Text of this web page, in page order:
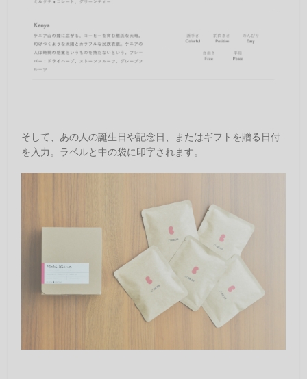
そして、あの人の誕生日や記念日、またはギフトを贈る日付
を入力。ラベルと中の袋に印字されます。